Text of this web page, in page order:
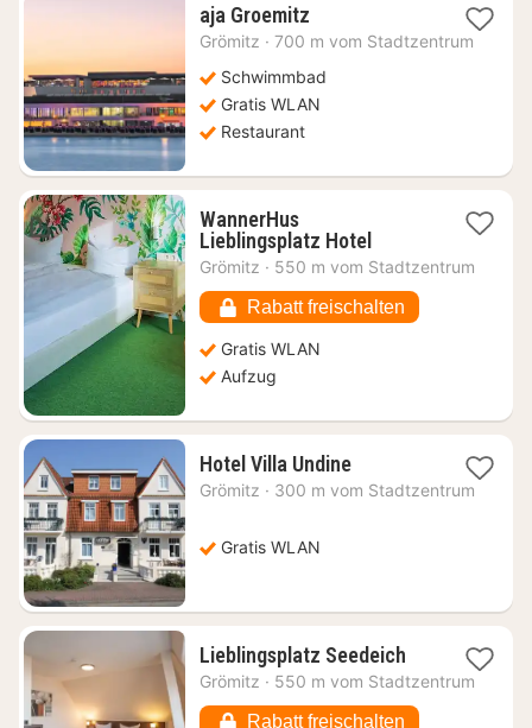
aja Groemitz1
Nacht
183,18
€
Grömitz · 700 m vom Stadtzentrum
Schwimmbad
Gratis WLAN
Restaurant
WannerHus
Lieblingsplatz Hotel1
Nacht
120,08
€
Grömitz · 550 m vom Stadtzentrum
Rabatt freischalten
Gratis WLAN
Aufzug
Hotel Villa Undine1
Nacht
Grömitz · 300 m vom Stadtzentrum
Gratis WLAN
Lieblingsplatz Seedeich1
Nacht
127,85
Grömitz · 550 m vom Stadtzentrum
Rabatt freischalten